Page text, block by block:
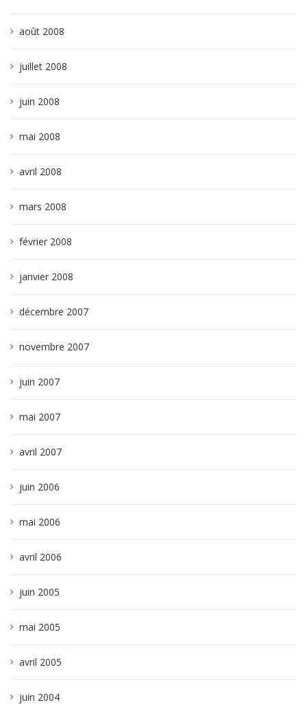
août 2008
juillet 2008
juin 2008
mai 2008
avril 2008
mars 2008
février 2008
janvier 2008
décembre 2007
novembre 2007
juin 2007
mai 2007
avril 2007
juin 2006
mai 2006
avril 2006
juin 2005
mai 2005
avril 2005
juin 2004